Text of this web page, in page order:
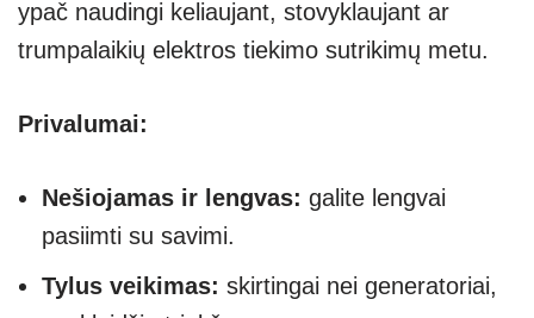
ypač naudingi keliaujant, stovyklaujant ar
trumpalaikių elektros tiekimo sutrikimų metu.
Privalumai:
Nešiojamas ir lengvas: galite lengvai
pasiimti su savimi.
Tylus veikimas: skirtingai nei generatoriai,